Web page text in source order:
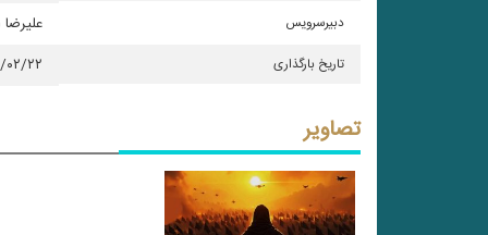
دبیرسرویس
تاریخ بارگذاری ۱۴۰۵/
تصاویر